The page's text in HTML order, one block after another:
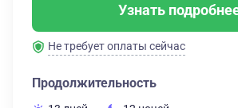
Узнать
Не требует оплаты сейчас
Продолжительность